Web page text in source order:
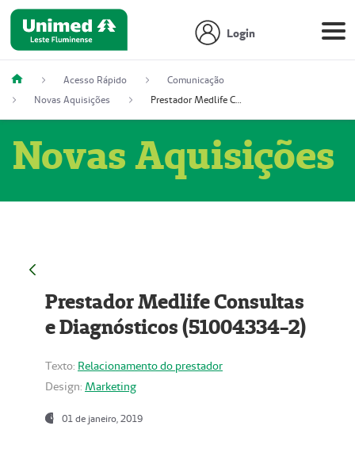
Login
Acesso Rápido
Comunicação
Novas Aquisições
Prestador Medlife Consultas e Diagnósticos (51004334-2)
Novas Aquisições
Prestador Medlife Consultas
e Diagnósticos (51004334-2)
Texto: Relacionamento do prestador
Design: Marketing
01 de janeiro, 2019